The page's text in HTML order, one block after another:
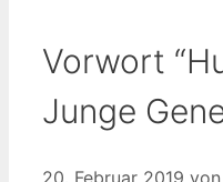
Vorwort
Junge
20. Februar 2019 von